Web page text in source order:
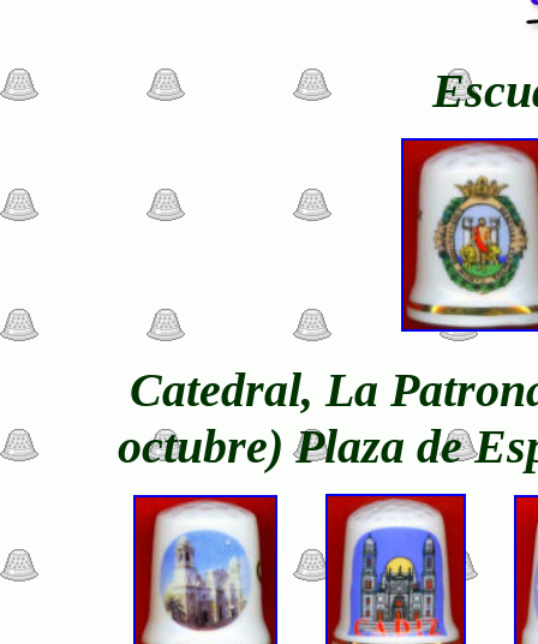
Catedral, La
octubre) Plaza de